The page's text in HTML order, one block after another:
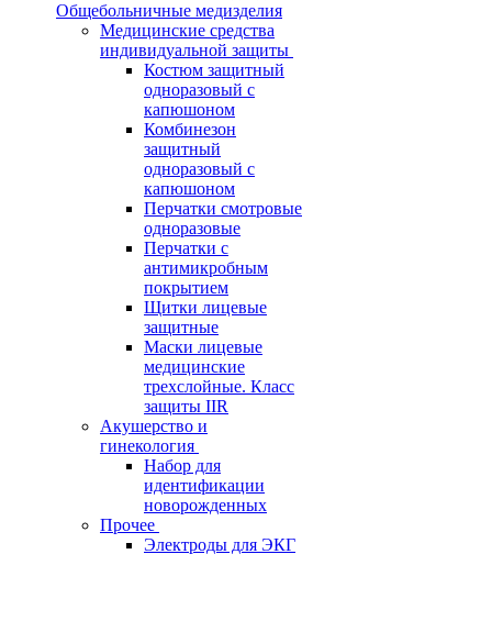
Общебольничные медизделия
Медицинские средства
индивидуальной защиты
Костюм защитный
одноразовый с
капюшоном
Комбинезон
защитный
одноразовый с
капюшоном
Перчатки смотровые
одноразовые
Перчатки с
антимикробным
покрытием
Щитки лицевые
защитные
Маски лицевые
медицинские
трехслойные. Класс
защиты IIR
Акушерство и
гинекология
Набор для
идентификации
новорожденных
Прочее
Электроды для ЭКГ